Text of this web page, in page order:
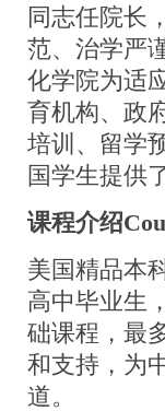
同志任院长
范、治学严
化学院为适
育机构、政
培训、留学
国学生提供
课程介绍
美国精品本
高中毕业生
础课程，最
和支持，为
道。